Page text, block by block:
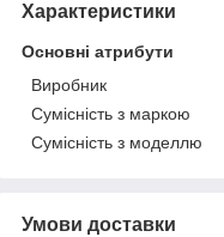
Характеристики
Основні атрибути
Виробник
Сумісність з маркою
Сумісність з моделлю
Умови доставки